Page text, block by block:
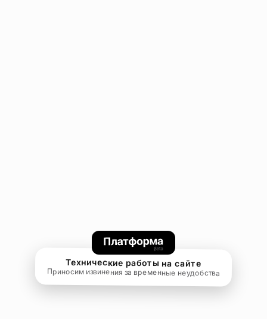
Технические работы на сайте
Приносим извинения за временные неудобства